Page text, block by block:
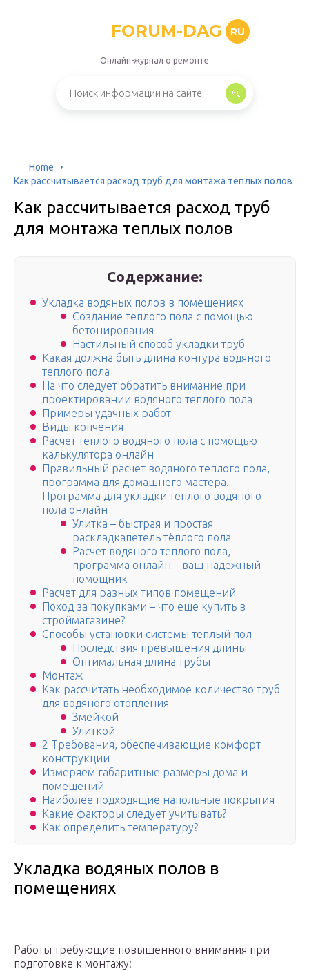
FORUM-DAG RU
Онлайн-журнал о ремонте
Home
Как рассчитывается расход труб для монтажа теплых полов
Как рассчитывается расход труб
для монтажа теплых полов
Содержание:
Укладка водяных полов в помещениях
Создание теплого пола с помощью
бетонирования
Настильный способ укладки труб
Какая должна быть длина контура водяного
теплого пола
На что следует обратить внимание при
проектировании водяного теплого пола
Примеры удачных работ
Виды копчения
Расчет теплого водяного пола с помощью
калькулятора онлайн
Правильный расчет водяного теплого пола,
программа для домашнего мастера.
Программа для укладки теплого водяного
пола онлайн
Улитка – быстрая и простая
раскладкапетель тёплого пола
Расчет водяного теплого пола,
программа онлайн – ваш надежный
помощник
Расчет для разных типов помещений
Поход за покупками – что еще купить в
строймагазине?
Способы установки системы теплый пол
Последствия превышения длины
Оптимальная длина трубы
Монтаж
Как рассчитать необходимое количество труб
для водяного отопления
Змейкой
Улиткой
2 Требования, обеспечивающие комфорт
конструкции
Измеряем габаритные размеры дома и
помещений
Наиболее подходящие напольные покрытия
Какие факторы следует учитывать?
Как определить температуру?
Укладка водяных полов в
помещениях
Работы требующие повышенного внимания при
подготовке к монтажу: